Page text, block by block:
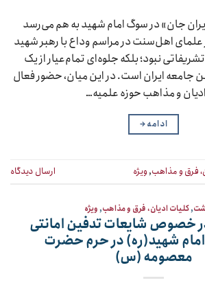
جان» در سوگ امام شهید به هم می‌رسد
علمای اهل‌سنت در مراسم وداع با رهبر شهید
نبود؛ بلکه جلوه‌ای تمام‌عیار از یک
جامعه ایران است. در این میان، حضور فعال
و مذاهب حوزه علمیه…
ادامه→
فرق و مذاهب, ویژه ارسال دیدگاه
,کلیات ادیان، فرق و مذاهب,ویژه
خصوص شایعات تدفین امانتی
امام شهید(ره) در حرم حضرت
معصومه (س)